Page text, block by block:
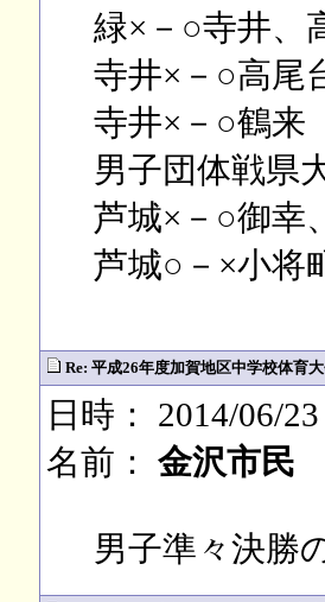
緑×－○寺井、
寺井×－○高尾
寺井×－○鶴来
男子団体戦県
芦城×－○御幸
芦城○－×小将
Re: 平成26年度加賀地区中学校体育
日時： 2014/06/
名前： 金沢市民
男子準々決勝